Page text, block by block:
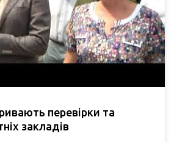
перевірки та
закладів